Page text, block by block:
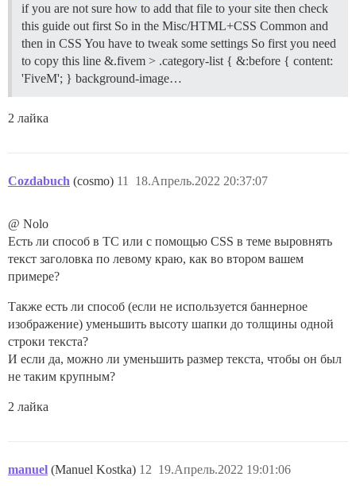
if you are not sure how to add that file to your site then check
this guide out first So in the Misc/HTML+CSS Common and
then in CSS You have to tweak some settings So first you need
to copy this line &.fivem > .category-list { &:before { content:
'FiveM'; } background-image…
2 лайка
Cozdabuch (cosmo) 18.Апрель.2022 20:37:07
11
@ Nolo
Есть ли способ в TC или с помощью CSS в теме выровнять
текст заголовка по левому краю, как во втором вашем
примере?
Также есть ли способ (если не используется баннерное
изображение) уменьшить высоту шапки до толщины одной
строки текста?
И если да, можно ли уменьшить размер текста, чтобы он был
не таким крупным?
2 лайка
manuel (Manuel Kostka) 19.Апрель.2022 19:01:06
12